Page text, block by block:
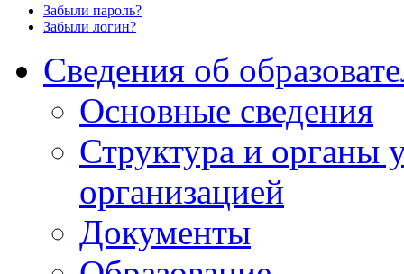
Забыли пароль?
Забыли логин?
Сведения об
Основные сведения
Структура и органы
организацией
Документы